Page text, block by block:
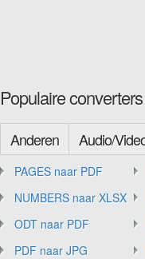
Populaire converters
Anderen Audio/
PAGES naar PDF
NUMBERS naar XLSX
ODT naar PDF
PDF naar JPG